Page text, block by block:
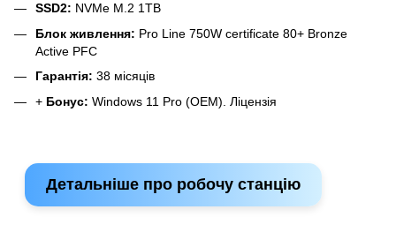
SSD2: NVMe M.2 1TB
Блок живлення: Pro Line 750W certificate 80+ Bronze
Active PFC
Гарантія: 38 місяців
+ Бонус: Windows 11 Pro (OEM). Ліцензія
Детальніше про робочу станцію